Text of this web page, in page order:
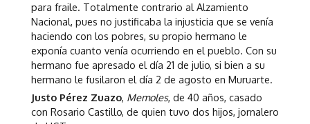
para fraile. Totalmente contrario al Alzamiento
Nacional, pues no justificaba la injusticia que se venía
haciendo con los pobres, su propio hermano le
exponía cuanto venía ocurriendo en el pueblo. Con su
hermano fue apresado el día 21 de julio, si bien a su
hermano le fusilaron el día 2 de agosto en Muruarte.
Justo Pérez Zuazo, Memoles, de 40 años, casado
con Rosario Castillo, de quien tuvo dos hijos, jornalero